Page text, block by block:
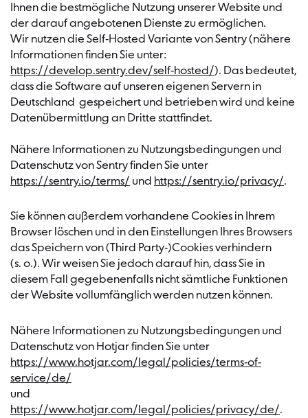
Ihnen die bestmögliche Nutzung unserer Website und
der darauf angebotenen Dienste zu ermöglichen.
Wir nutzen die Self-Hosted Variante von Sentry (nähere
Informationen finden Sie unter:
https://develop.sentry.dev/self-hosted/). Das bedeutet,
dass die Software auf unseren eigenen Servern in
Deutschland gespeichert und betrieben wird und keine
Datenübermittlung an Dritte stattfindet.
Nähere Informationen zu Nutzungsbedingungen und
Datenschutz von Sentry finden Sie unter
https://sentry.io/terms/ und https://sentry.io/privacy/.
Sie können außerdem vorhandene Cookies in Ihrem
Browser löschen und in den Einstellungen Ihres Browsers
das Speichern von (Third Party-)Cookies verhindern
(s. o.). Wir weisen Sie jedoch darauf hin, dass Sie in
diesem Fall gegebenenfalls nicht sämtliche Funktionen
der Website vollumfänglich werden nutzen können.
Nähere Informationen zu Nutzungsbedingungen und
Datenschutz von Hotjar finden Sie unter
https://www.hotjar.com/legal/policies/terms-of-
service/de/
und
https://www.hotjar.com/legal/policies/privacy/de/.